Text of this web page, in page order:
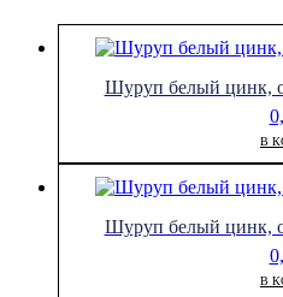
5x60
Шуруп белый цинк,
В
Шуруп белый цинк,
В